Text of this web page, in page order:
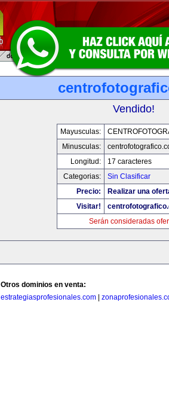
Vendido!
Mayusculas:
Minusculas:
Longitud:
17 caracteres
Categorias:
Sin Clasificar
Precio:
Realizar una
Visitar!
Serán consideradas
Otros dominios en venta:
estrategiasprofesionales.com